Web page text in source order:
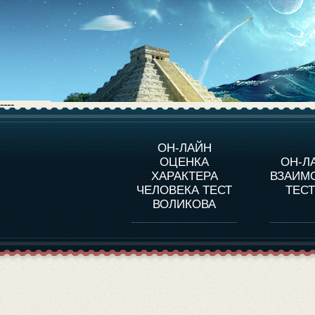
----
ОН-ЛАЙН
ОЦЕНКА
ХАРАКТЕРА
ЧЕЛОВЕКА ТЕСТ
ВОЛИКОВА
ОН-
О ПРОГРАММЕ
ОЦЕНКА ХАРАКТЕРA
ЧЕЛОВЕКА
ОЦЕНКА ХАРАКТЕРА
ВЫДАЮЩИХСЯ
ЛИЧНОСТЕЙ